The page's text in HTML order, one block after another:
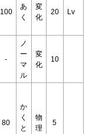
100
あ
く
変
化
20 Lv
-
ノ
ー
マ
ル
変
化
10
80
か
く
と
物
理
5